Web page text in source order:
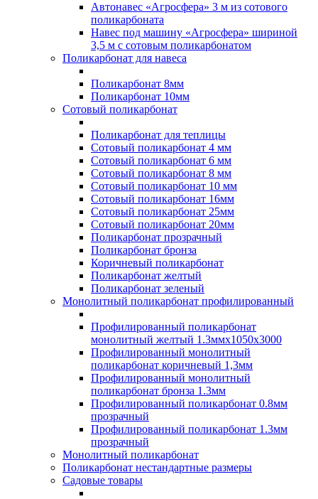
Автонавес «Агросфера» 3 м из сотового
поликарбоната
Навес под машину «Агросфера» шириной
3,5 м с сотовым поликарбонатом
Поликарбонат для навеса
Поликарбонат 8мм
Поликарбонат 10мм
Сотовый поликарбонат
Поликарбонат для теплицы
Сотовый поликарбонат 4 мм
Сотовый поликарбонат 6 мм
Сотовый поликарбонат 8 мм
Сотовый поликарбонат 10 мм
Сотовый поликарбонат 16мм
Сотовый поликарбонат 25мм
Сотовый поликарбонат 20мм
Поликарбонат прозрачный
Поликарбонат бронза
Коричневый поликарбонат
Поликарбонат желтый
Поликарбонат зеленый
Монолитный поликарбонат профилированный
Профилированный поликарбонат
монолитный желтый 1.3ммх1050х3000
Профилированный монолитный
поликарбонат коричневый 1,3мм
Профилированный монолитный
поликарбонат бронза 1.3мм
Профилированный поликарбонат 0.8мм
прозрачный
Профилированный поликарбонат 1.3мм
прозрачный
Монолитный поликарбонат
Поликарбонат нестандартные размеры
Садовые товары